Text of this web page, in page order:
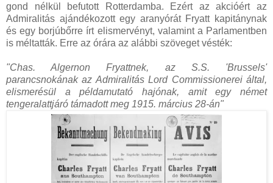
gond nélkül befutott Rotterdamba. Ezért az akcióért az
Admiralitás ajándékozott egy aranyórát Fryatt kapitánynak
és egy borjúbőrre írt elismervényt, valamint a Parlamentben
is méltatták. Erre az órára az alábbi szöveget vésték:
"Chas. Algernon Fryattnek, az S.S. 'Brussels'
parancsnokának az Admiralitás Lord Commissionerei által,
elismerésül a példamutató hajónak, amit egy német
tengeralattjáró támadott meg 1915. március 28-án"